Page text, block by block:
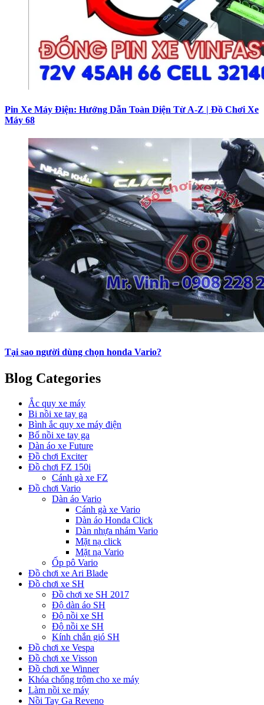
Pin Xe Máy Điện: Hướng Dẫn Toàn Diện Từ A-Z | Đồ Chơi Xe
Máy 68
Tại sao người dùng chọn honda Vario?
Blog Categories
Ắc quy xe máy
Bi nồi xe tay ga
Bình ắc quy xe máy điện
Bố nồi xe tay ga
Dàn áo xe Future
Đồ chơi Exciter
Đồ chơi FZ 150i
Cánh gà xe FZ
Đồ chơi Vario
Dàn áo Vario
Cánh gà xe Vario
Dàn áo Honda Click
Dàn nhựa nhám Vario
Mặt nạ click
Mặt nạ Vario
Ốp pô Vario
Đồ chơi xe Ari Blade
Đồ chơi xe SH
Đồ chơi xe SH 2017
Độ dàn áo SH
Độ nồi xe SH
Độ nồi xe SH
Kính chắn gió SH
Đồ chơi xe Vespa
Đồ chơi xe Visson
Đồ chơi xe Winner
Khóa chống trộm cho xe máy
Làm nồi xe máy
Nồi Tay Ga Reveno